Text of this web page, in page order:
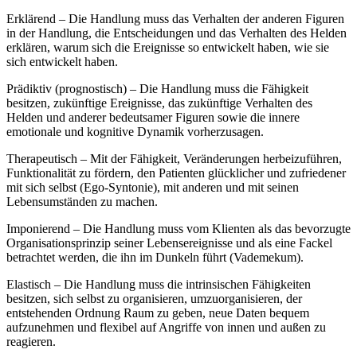
Erklärend – Die Handlung muss das Verhalten der anderen Figuren
in der Handlung, die Entscheidungen und das Verhalten des Helden
erklären, warum sich die Ereignisse so entwickelt haben, wie sie
sich entwickelt haben.
Prädiktiv (prognostisch) – Die Handlung muss die Fähigkeit
besitzen, zukünftige Ereignisse, das zukünftige Verhalten des
Helden und anderer bedeutsamer Figuren sowie die innere
emotionale und kognitive Dynamik vorherzusagen.
Therapeutisch – Mit der Fähigkeit, Veränderungen herbeizuführen,
Funktionalität zu fördern, den Patienten glücklicher und zufriedener
mit sich selbst (Ego-Syntonie), mit anderen und mit seinen
Lebensumständen zu machen.
Imponierend – Die Handlung muss vom Klienten als das bevorzugte
Organisationsprinzip seiner Lebensereignisse und als eine Fackel
betrachtet werden, die ihn im Dunkeln führt (Vademekum).
Elastisch – Die Handlung muss die intrinsischen Fähigkeiten
besitzen, sich selbst zu organisieren, umzuorganisieren, der
entstehenden Ordnung Raum zu geben, neue Daten bequem
aufzunehmen und flexibel auf Angriffe von innen und außen zu
reagieren.